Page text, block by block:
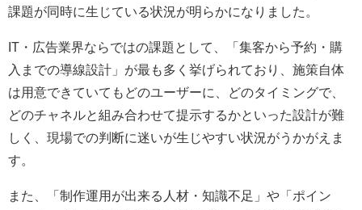
課題が同時に生じている状況が明らかになりました。
IT・広告業界ならではの課題として、「集客から予約・購
入までの導線設計」が最も多く挙げられており、施策自体
は用意できていてもどのユーザーに、どのタイミングで、
どのチャネルと組み合わせて提示するかといった設計が難
しく、現場での判断に迷いが生じやすい状況がうかがえま
す。
また、「制作運用が出来る人材・知識不足」や「ポイン